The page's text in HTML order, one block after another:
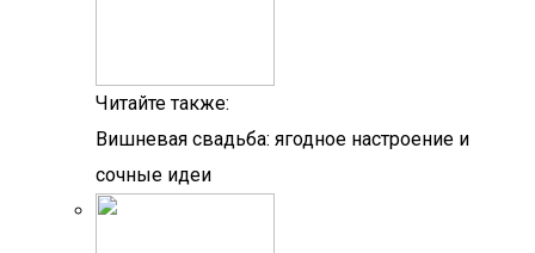
Читайте также:
Вишневая свадьба: ягодное настроение и
сочные идеи